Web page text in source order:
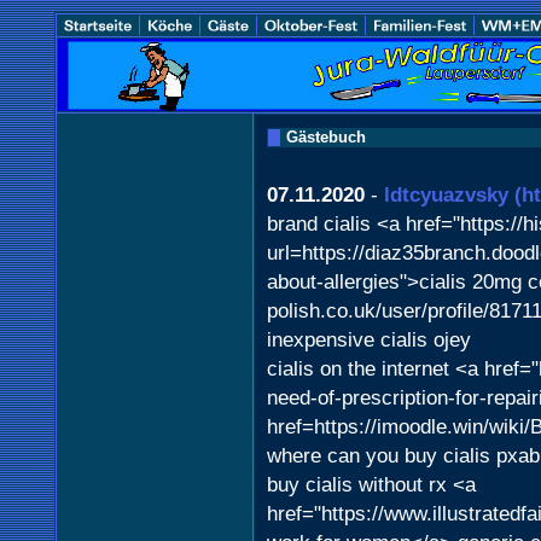
Gästebuch
07.11.2020 - ldtcyuazvsky
brand cialis <a href="https://
url=https://
about-allergies">cialis 20mg
polish.co.uk/user/profile/
inexpensive cialis ojey
cialis on the internet <a
need-of-prescription-for-
href=https://imoodle.win/wiki/
where can you buy cialis pxab
buy cialis without rx <a
href="https://